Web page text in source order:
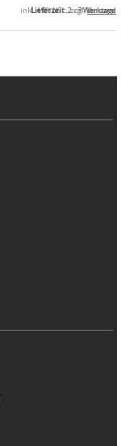
Lieferzeit: 2 - 3 Werktage
inkl. 19% USt., zzgl.Versand